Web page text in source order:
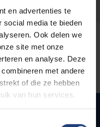
en advertenties te
social media te bieden
Ook delen we
site met onze
en analyse. Deze
met andere
of die ze hebben
van hun services.